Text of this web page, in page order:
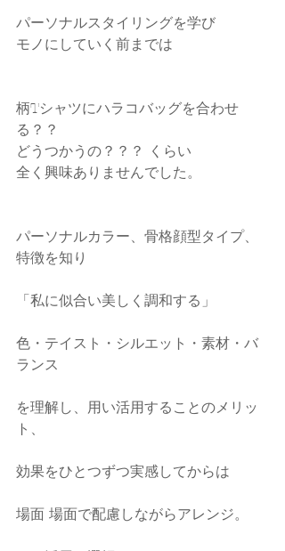
パーソナルスタイリングを学び
モノにしていく前までは
柄Tシャツにハラコバッグを合わせ
る？？
どうつかうの？？？ くらい
全く興味ありませんでした。
パーソナルカラー、骨格顔型タイプ、
特徴を知り
「私に似合い美しく調和する」
色・テイスト・シルエット・素材・バ
ランス
を理解し、用い活用することのメリッ
ト、
効果をひとつずつ実感してからは
場面 場面で配慮しながらアレンジ。